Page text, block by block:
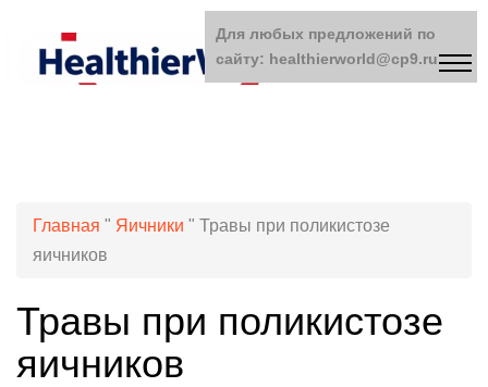
Главная " Яичники " Травы при поликистозе
яичников
Травы при поликистозе
яичников
Для любых предложений по
сайту: healthierworld@cp9.ru